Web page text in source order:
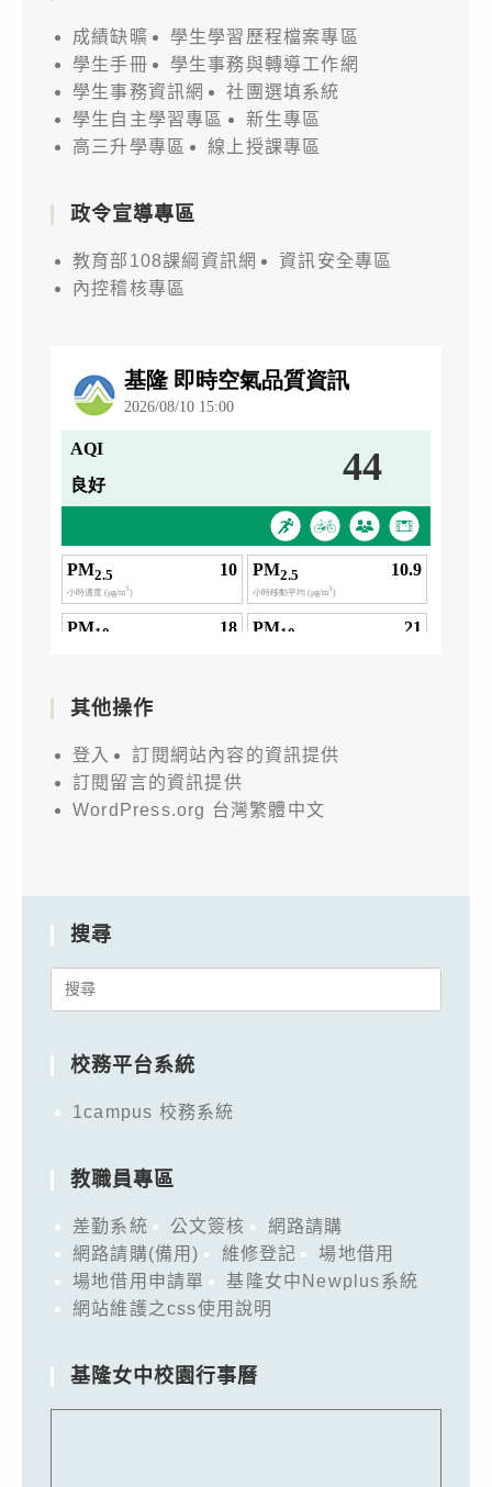
成績缺曠
學生學習歷程檔案專區
學生手冊
學生事務與轉導工作網
學生事務資訊網
社團選填系統
學生自主學習專區
新生專區
高三升學專區
線上授課專區
政令宣導專區
教育部108課綱資訊網
資訊安全專區
內控稽核專區
其他操作
登入
訂閱網站內容的資訊提供
訂閱留言的資訊提供
WordPress.org 台灣繁體中文
搜尋
Search
校務平台系統
1campus 校務系統
教職員專區
差勤系統 公文簽核
網路請購
網路請購(備用)
維修登記
場地借用
場地借用申請單
基隆女中Newplus系統
網站維護之css使用說明
基隆女中校園行事曆